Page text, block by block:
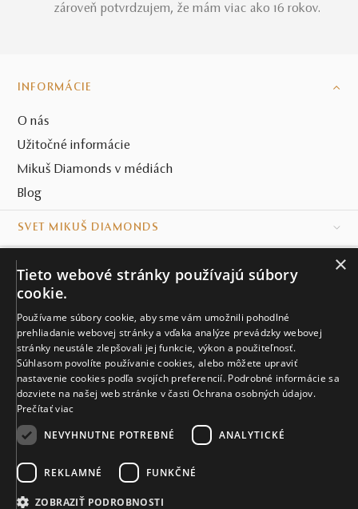
zároveň potvrdzujem, že mám viac ako 16 rokov.
INFORMÁCIE
O nás
Užitočné informácie
Mikuš Diamonds v médiách
Blog
SVET MIKUŠ DIAMONDS
KONTAKT
Naše klenotníctva
Sídlo spoločnosti
© MIKUŠ DIAMONDS, A.S. 2026. VŠETKY PRÁVA VYHRADENÉ.
×
Tieto webové stránky používajú súbory
cookie.
Používame súbory cookie, aby sme vám umožnili pohodlné
prehliadanie webovej stránky a vďaka analýze prevádzky webovej
stránky neustále zlepšovali jej funkcie, výkon a použiteľnosť.
Súhlasom povolíte používanie cookies, alebo môžete upraviť
nastavenie cookies podľa svojích preferencií. Podrobné informácie sa
dozviete na našej web stránke v časti Ochrana osobných údajov.
Prečítať viac
NEVYHNUTNE POTREBNÉ
ANALYTICKÉ
REKLAMNÉ FUNKČNÉ
ZOBRAZIŤ PODROBNOSTI